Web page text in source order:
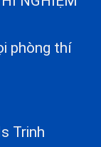
phòng thí
Trinh